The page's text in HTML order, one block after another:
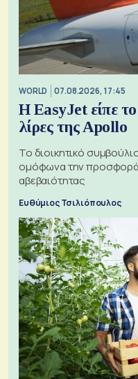
WORLD 07.08.2026, 17:45
Η EasyJet είπε το
λίρες της Apollo
Το διοικητικό
ομόφωνα την
αβεβαιότητας
Ευθύμιος Τσιλιόπουλος